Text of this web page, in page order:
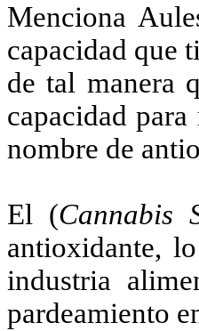
Menciona
capacidad que
de tal manera
capacidad
nombre de
El (Cannabis
antioxidante,
industria
pardeamiento